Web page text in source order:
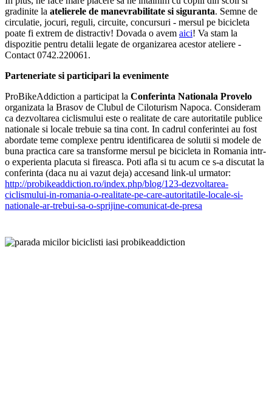
gradinite la atelierele de manevrabilitate si siguranta. Semne de
circulatie, jocuri, reguli, circuite, concursuri - mersul pe bicicleta
poate fi extrem de distractiv! Dovada o avem aici! Va stam la
dispozitie pentru detalii legate de organizarea acestor ateliere -
Contact 0742.220061.
Parteneriate si participari la evenimente
ProBikeAddiction a participat la Conferinta Nationala Provelo
organizata la Brasov de Clubul de Ciloturism Napoca. Consideram
ca dezvoltarea ciclismului este o realitate de care autoritatile publice
nationale si locale trebuie sa tina cont. In cadrul conferintei au fost
abordate teme complexe pentru identificarea de solutii si modele de
buna practica care sa transforme mersul pe bicicleta in Romania intr-
o experienta placuta si fireasca. Poti afla si tu acum ce s-a discutat la
conferinta (daca nu ai vazut deja) accesand link-ul urmator:
http://probikeaddiction.ro/index.php/blog/123-dezvoltarea-
ciclismului-in-romania-o-realitate-pe-care-autoritatile-locale-si-
nationale-ar-trebui-sa-o-sprijine-comunicat-de-presa